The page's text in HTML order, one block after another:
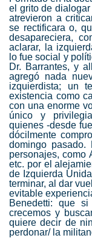
el grito de
atrevieron a
se rectificara o,
desapareciera,
aclarar, la
lo fue social y
Dr. Barrantes, y
agregó nada
izquierdista; un
existencia como
con una enorme
único y
quienes -desde
dócilmente
domingo
personajes, como
etc. por el
de Izquierda
terminar, al dar
evitable
Benedetti: que
crecemos y
quiere decir de
perdonar/ la